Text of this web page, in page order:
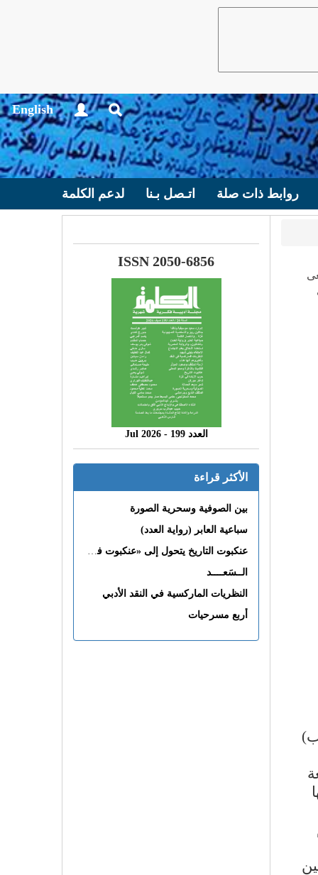
English
روابط ذات صلة اتـصل بـنا لدعم الكلمة
ISSN 2050-6856
العدد 199 - 2026 Jul
الأكثر قراءة
بين الصوفية وسحرية الصورة
سباعية العابر (رواية العدد)
عنكبوت التاريخ يتحول إلى «عنكبوت فى القلب»
الــسَعــــد
النظريات الماركسية في النقد الأدبي
أربع مسرحيات